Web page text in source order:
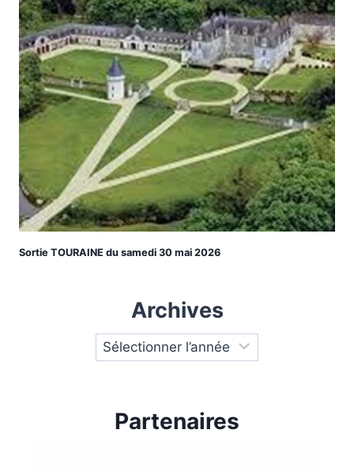
Sortie TOURAINE du samedi 30 mai 2026
Archives
Partenaires